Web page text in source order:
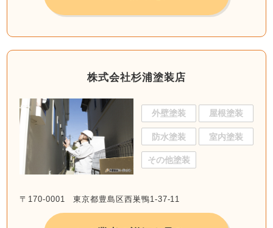
株式会社杉浦塗装店
外壁塗装 屋根塗装
防水塗装 室内塗装
その他塗装
〒170-0001 東京都豊島区西巣鴨1-37-11